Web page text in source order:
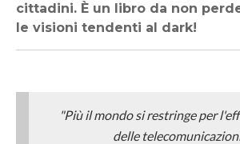
cittadini. È un libro da non
le visioni tendenti al dark!
"Più il mondo si restringe per
delle